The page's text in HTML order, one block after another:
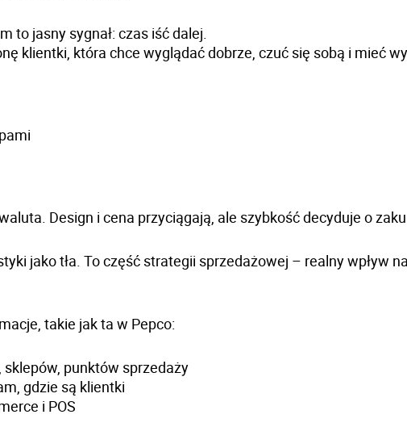
to jasny sygnał: czas iść dalej.
klientki, która chce wyglądać dobrze, czuć się sobą i mieć
Design i cena przyciągają, ale szybkość decyduje o
jako tła. To część strategii sprzedażowej – realny wpływ
takie jak ta w Pepco:
punktów sprzedaży
gdzie są klientki
i POS